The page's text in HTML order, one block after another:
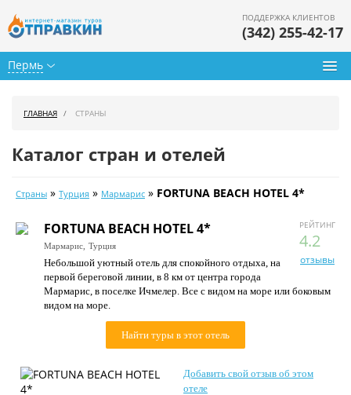
Пермь
ПОДДЕРЖКА КЛИЕНТОВ
(342) 255-42-17
Календарь туров
Цены дня
Страны
Как купить
Контакты
ГЛАВНАЯ СТРАНЫ
Каталог стран и отелей
Страны » Турция » Мармарис » FORTUNA BEACH HOTEL 4*
РЕЙТИНГ
4.2
отзывы
FORTUNA BEACH HOTEL 4*
Мармарис, Турция
Небольшой уютный отель для спокойного отдыха, на
первой береговой линии, в 8 км от центра города
Мармарис, в поселке Ичмелер. Все с видом на море или боковым
видом на море.
Найти туры в этот отель
Добавить свой отзыв об этом
отеле